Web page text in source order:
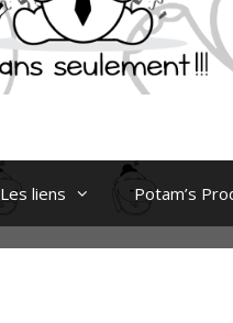
Les liens Potam’s